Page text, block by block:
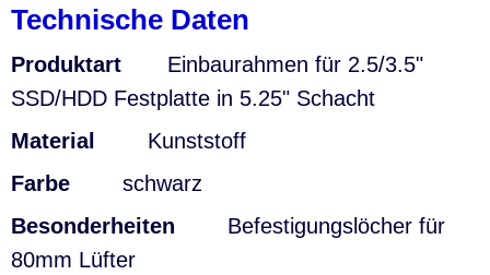
Technische Daten
Produktart Einbaurahmen für 2.5/3.5"
SSD/HDD Festplatte in 5.25" Schacht
Material
Kunststoff
Farbe schwarz
Besonderheiten Befestigungslöcher für
80mm Lüfter